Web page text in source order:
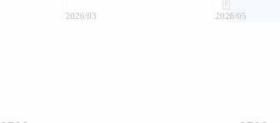
2026/03 2026/05